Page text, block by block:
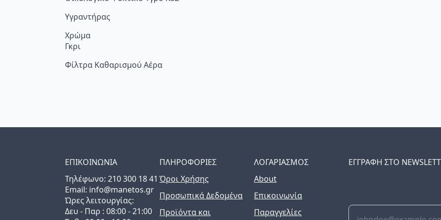
Υγραντήρας
Χρώμα
Γκρι
Φίλτρα Καθαρισμού Αέρα
ΕΠΙΚΟΙΝΩΝΙΑ
Τηλέφωνo: 210 300 18 41
Email: info@manetos.gr
Ώρες λειτουργίας:
Δευ - Παρ : 08:00 - 21:00
ΠΛΗΡΟΦΟΡΙΕΣ
Όροι Χρήσης
Προσωπικά Δεδομένα
Προϊόντα και
ΛΟΓΑΡΙΑΣΜΟΣ
About
Επικοινωνία
Παραγγελίες
ΕΓΓΡΑΦΗ ΣΤΟ